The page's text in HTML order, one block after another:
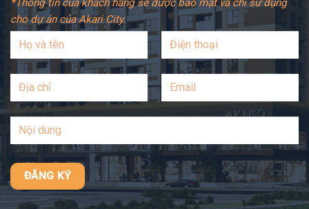
*Thông tin của khách hàng sẽ được bảo mật và chỉ sử dụng
cho dự án của Akari City.